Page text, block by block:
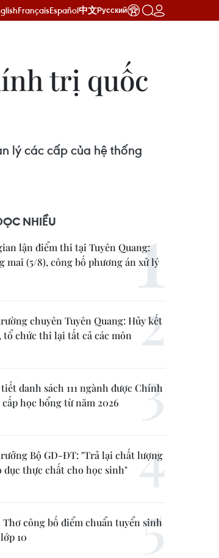
FrançaisEspañol中文Русский
trị quốc
lý các cấp của hệ thống
NHIỀU
lận điểm thi tại Tuyên Quang:
mai (5/8), công bố phương án xử lý
chuyên Tuyên Quang: Hủy kết
tổ chức thi lại tất cả các môn
danh sách 111 ngành được Chính
học bổng từ năm 2026
Bộ GD-ĐT: "Trả lại chất lượng
dục thực chất cho học sinh"
Thơ công bố điểm chuẩn tuyển sinh
10